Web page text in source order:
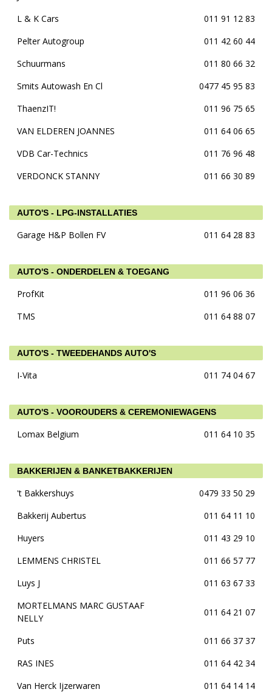
L & K Cars
011 91 12 83
Pelter Autogroup
011 42 60 44
Schuurmans
011 80 66 32
Smits Autowash En Cl
0477 45 95 83
ThaenzIT!
011 96 75 65
VAN ELDEREN JOANNES
011 64 06 65
VDB Car-Technics
011 76 96 48
VERDONCK STANNY
011 66 30 89
AUTO'S - LPG-INSTALLATIES
Garage H&P Bollen FV 011 64 28 83
AUTO'S - ONDERDELEN & TOEGANG
ProfKit
011 96 06 36
TMS
011 64 88 07
AUTO'S - TWEEDEHANDS AUTO'S
I-Vita 011 74 04 67
AUTO'S - VOOROUDERS & CEREMONIEWAGENS
Lomax Belgium 011 64 10 35
BAKKERIJEN & BANKETBAKKERIJEN
't Bakkershuys
0479 33 50 29
Bakkerij Aubertus
011 64 11 10
Huyers
011 43 29 10
LEMMENS CHRISTEL
011 66 57 77
Luys J
011 63 67 33
MORTELMANS MARC GUSTAAF
NELLY
011 64 21 07
Puts
011 66 37 37
RAS INES
011 64 42 34
Van Herck Ijzerwaren
011 64 14 14